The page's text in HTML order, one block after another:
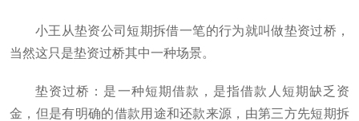
小王从垫资公司短期拆借一笔的行为就叫做垫资过桥，
当然这只是垫资过桥其中一种场景。
垫资过桥：是一种短期借款，是指借款人短期缺乏资
金，但是有明确的借款用途和还款来源，由第三方先短期拆